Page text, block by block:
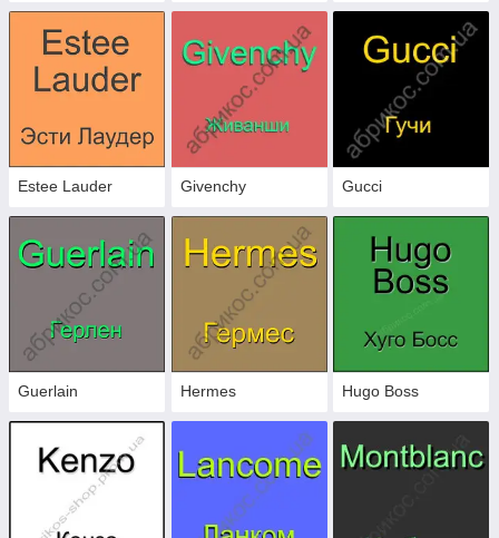
Estee Lauder Givenchy Gucci
Guerlain Hermes Hugo Boss